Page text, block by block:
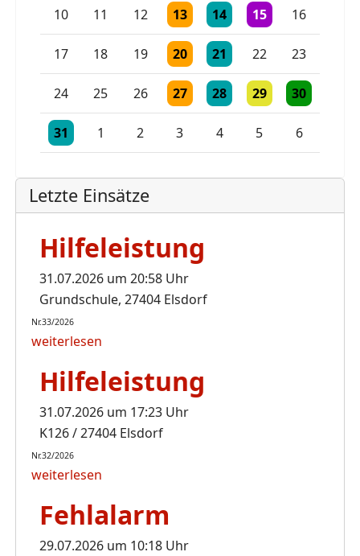
10 11 12 13
Einzelne Veranstaltung
14
Einzelne Veranstaltung
15
Einzelne16
17 18 19 20
Einzelne Veranstaltung
21
Einzelne Veranstaltung
22 23
24 25 26 27
Einzelne Veranstaltung
28
Einzelne Veranstaltung
29
Einzelne30
Einzelne
31
Einzelne Veranstaltung
1 2 3
Einzelne Veranstaltung
4
Einzelne Veranstaltung
5 6
Letzte Einsätze
Hilfeleistung
31.07.2026 um 20:58 Uhr
Grundschule, 27404 Elsdorf
Nr.33/2026
weiterlesen
Hilfeleistung
31.07.2026 um 17:23 Uhr
K126 / 27404 Elsdorf
Nr.32/2026
weiterlesen
Fehlalarm
29.07.2026 um 10:18 Uhr